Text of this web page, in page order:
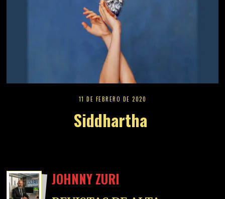
11 DE FEBRERO DE 2020
Siddhartha
JOHNNY ZURI